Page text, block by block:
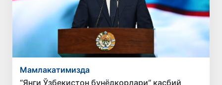
Мамлакатимизда
“Янги Ўзбекистон бунёдкорлари” касбий